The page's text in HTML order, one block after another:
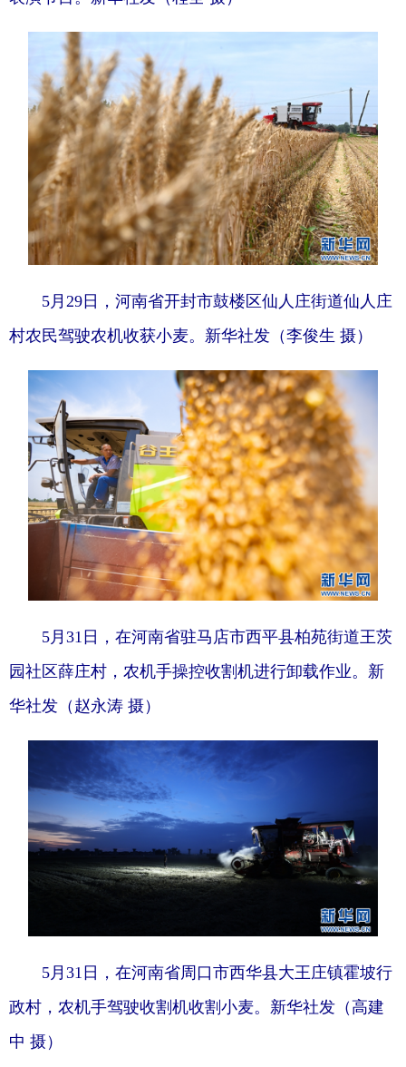
5月29日，河南省开封市鼓楼区仙人庄街道仙人庄
村农民驾驶农机收获小麦。新华社发（李俊生 摄）
5月31日，在河南省驻马店市西平县柏苑街道王茨
园社区薛庄村，农机手操控收割机进行卸载作业。新
华社发（赵永涛 摄）
5月31日，在河南省周口市西华县大王庄镇霍坡行
政村，农机手驾驶收割机收割小麦。新华社发（高建
中 摄）